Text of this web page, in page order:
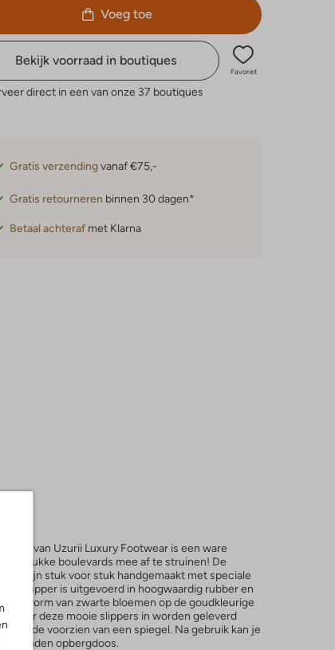
Voeg toe
Bekijk voorraad in boutiques
Favoriet
direct in een van onze 37 boutiques
Gratis verzendingvanaf €75,-
Gratis retourneren binnen 30 dagen*
Betaal achteraf met Klarna
van Uzurii Luxury Footwear is een ware
en drukke boulevards mee af te struinen! De
zijn stuk voor stuk handgemaakt met speciale
slipper is uitgevoerd in hoogwaardig rubber en
de vorm van zwarte bloemen op de goudkleurige
waar deze mooie slippers in worden geleverd
voorzien van een spiegel. Na gebruik kan je
sieraden opbergdoos.